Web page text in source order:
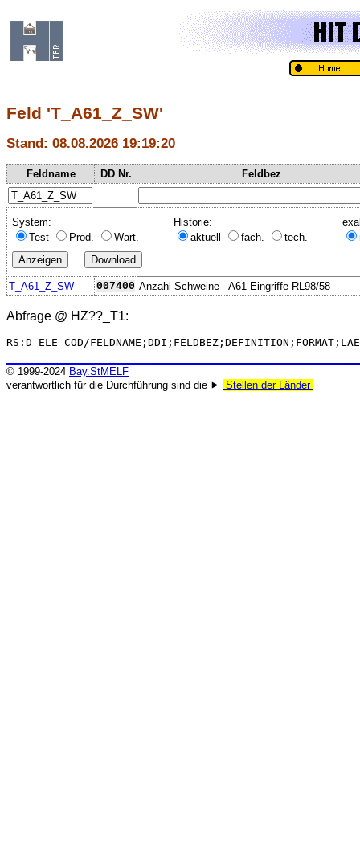
Feld 'T_A61_Z_SW'
Stand: 08.08.2026 19:19:20
Feldname DD Nr. Feldbez
System:
Test
Prod. Wart.
Historie:
aktuell
fach. tech.
T_A61_Z_SW 007400 Anzahl Schweine - A61 Eingriffe RL98/58
Abfrage @ HZ??_T1:
RS:D_ELE_COD/
© 1999-2024 Bay.StMELF
verantwortlich für die Durchführung sind die ⯈
Stellen der Länder